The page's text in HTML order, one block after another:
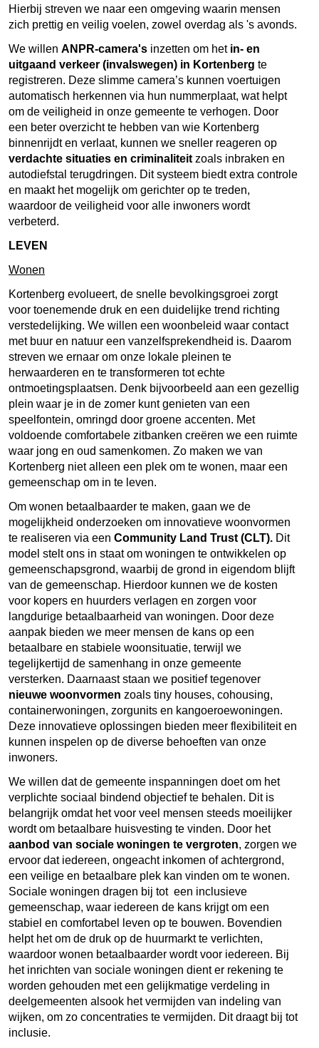
Hierbij streven we naar een omgeving waarin mensen
zich prettig en veilig voelen, zowel overdag als 's avonds.
We willen ANPR-camera's inzetten om het in- en
uitgaand verkeer (invalswegen) in Kortenberg te
registreren. Deze slimme camera’s kunnen voertuigen
automatisch herkennen via hun nummerplaat, wat helpt
om de veiligheid in onze gemeente te verhogen. Door
een beter overzicht te hebben van wie Kortenberg
binnenrijdt en verlaat, kunnen we sneller reageren op
verdachte situaties en criminaliteit zoals inbraken en
autodiefstal terugdringen. Dit systeem biedt extra controle
en maakt het mogelijk om gerichter op te treden,
waardoor de veiligheid voor alle inwoners wordt
verbeterd.
LEVEN
Wonen
Kortenberg evolueert, de snelle bevolkingsgroei zorgt
voor toenemende druk en een duidelijke trend richting
verstedelijking. We willen een woonbeleid waar contact
met buur en natuur een vanzelfsprekendheid is. Daarom
streven we ernaar om onze lokale pleinen te
herwaarderen en te transformeren tot echte
ontmoetingsplaatsen. Denk bijvoorbeeld aan een gezellig
plein waar je in de zomer kunt genieten van een
speelfontein, omringd door groene accenten. Met
voldoende comfortabele zitbanken creëren we een ruimte
waar jong en oud samenkomen. Zo maken we van
Kortenberg niet alleen een plek om te wonen, maar een
gemeenschap om in te leven.
Om wonen betaalbaarder te maken, gaan we de
mogelijkheid onderzoeken om innovatieve woonvormen
te realiseren via een Community Land Trust (CLT). Dit
model stelt ons in staat om woningen te ontwikkelen op
gemeenschapsgrond, waarbij de grond in eigendom blijft
van de gemeenschap. Hierdoor kunnen we de kosten
voor kopers en huurders verlagen en zorgen voor
langdurige betaalbaarheid van woningen. Door deze
aanpak bieden we meer mensen de kans op een
betaalbare en stabiele woonsituatie, terwijl we
tegelijkertijd de samenhang in onze gemeente
versterken. Daarnaast staan we positief tegenover
nieuwe woonvormen zoals tiny houses, cohousing,
containerwoningen, zorgunits en kangoeroewoningen.
Deze innovatieve oplossingen bieden meer flexibiliteit en
kunnen inspelen op de diverse behoeften van onze
inwoners.
We willen dat de gemeente inspanningen doet om het
verplichte sociaal bindend objectief te behalen. Dit is
belangrijk omdat het voor veel mensen steeds moeilijker
wordt om betaalbare huisvesting te vinden. Door het
aanbod van sociale woningen te vergroten, zorgen we
ervoor dat iedereen, ongeacht inkomen of achtergrond,
een veilige en betaalbare plek kan vinden om te wonen.
Sociale woningen dragen bij tot een inclusieve
gemeenschap, waar iedereen de kans krijgt om een
stabiel en comfortabel leven op te bouwen. Bovendien
helpt het om de druk op de huurmarkt te verlichten,
waardoor wonen betaalbaarder wordt voor iedereen. Bij
het inrichten van sociale woningen dient er rekening te
worden gehouden met een gelijkmatige verdeling in
deelgemeenten alsook het vermijden van indeling van
wijken, om zo concentraties te vermijden. Dit draagt bij tot
inclusie.